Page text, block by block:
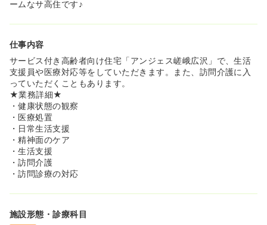
ームなサ高住です♪
仕事内容
サービス付き高齢者向け住宅「アンジェス嵯峨広沢」で、生活
支援員や医療対応等をしていただきます。また、訪問介護に入
っていただくこともあります。
★業務詳細★
・健康状態の観察
・医療処置
・日常生活支援
・精神面のケア
・生活支援
・訪問介護
・訪問診療の対応
施設形態・診療科目